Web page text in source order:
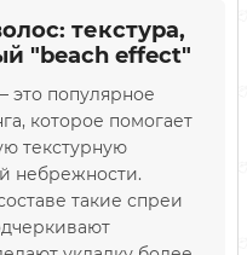
текстура,
"beach effect"
это популярное
которое помогает
текстурную
небрежности.
такие спреи